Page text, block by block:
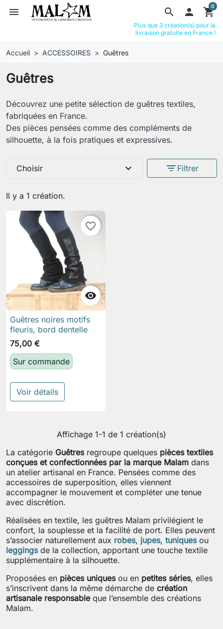
search
menu  shopping_cart
0
Plus que 3 création(s) pour la
livraison gratuite en France !
Accueil ACCESSOIRES Guêtres
Guêtres
Découvrez une petite sélection de guêtres textiles,
fabriquées en France.
Des pièces pensées comme des compléments de
silhouette, à la fois pratiques et expressives.
Il y a 1 création.
Choisir expand_more filter_list Filtrer

favorite_border
Guêtres noires motifs
fleuris, bord dentelle
75,00 €
Sur commande
Voir détails
Affichage 1-1 de 1 création(s)
La catégorie Guêtresregroupe quelques pièces textiles
conçues et confectionnées par la marque Malam dans
un atelier artisanal en France. Pensées comme des
accessoires de superposition, elles viennent
accompagner le mouvement et compléter une tenue
avec discrétion.
Réalisées en textile, les guêtres Malam privilégient le
confort, la souplesse et la facilité de port. Elles peuvent
s’associer naturellement aux robes, jupes, tuniques ou
leggings de la collection, apportant une touche textile
supplémentaire à la silhouette.
Proposées en pièces uniquesou en petites séries, elles
s’inscrivent dans la même démarche de création
artisanale responsableque l’ensemble des créations
Malam.